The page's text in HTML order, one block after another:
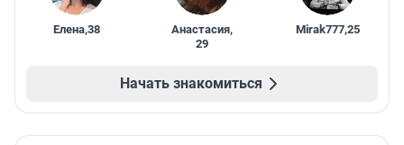
Елена,38 Анастасия,
29
Mirak777,25
Начать знакомиться